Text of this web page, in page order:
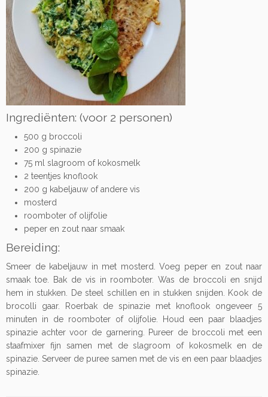
Ingrediënten: (voor 2 personen)
500 g broccoli
200 g spinazie
75 ml slagroom of kokosmelk
2 teentjes knoflook
200 g kabeljauw of andere vis
mosterd
roomboter of olijfolie
peper en zout naar smaak
Bereiding:
Smeer de kabeljauw in met mosterd. Voeg peper en zout naar
smaak toe. Bak de vis in roomboter. Was de broccoli en snijd
hem in stukken. De steel schillen en in stukken snijden. Kook de
brocolli gaar. Roerbak de spinazie met knoflook ongeveer 5
minuten in de roomboter of olijfolie. Houd een paar blaadjes
spinazie achter voor de garnering. Pureer de broccoli met een
staafmixer fijn samen met de slagroom of kokosmelk en de
spinazie. Serveer de puree samen met de vis en een paar blaadjes
spinazie.